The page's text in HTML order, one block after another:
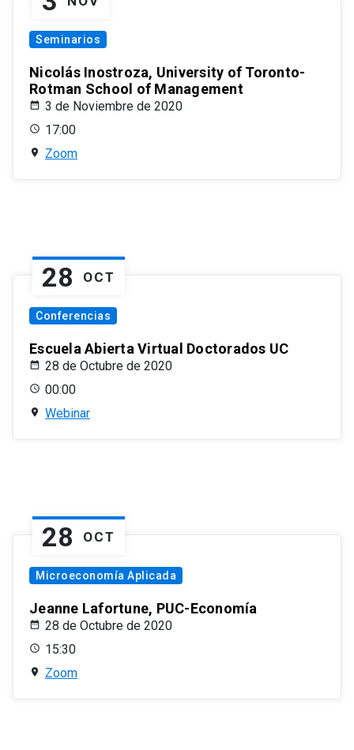
Seminarios
Nicolás Inostroza, University of Toronto-
Rotman School of Management
3 de Noviembre de 2020
17:00
Zoom
28 OCT
Conferencias
Escuela Abierta Virtual Doctorados UC
28 de Octubre de 2020
00:00
Webinar
28 OCT
Microeconomía Aplicada
Jeanne Lafortune, PUC-Economía
28 de Octubre de 2020
15:30
Zoom